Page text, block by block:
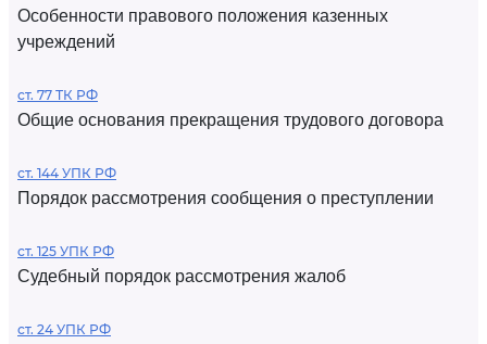
Особенности правового положения казенных
учреждений
ст. 77 ТК РФ
Общие основания прекращения трудового договора
ст. 144 УПК РФ
Порядок рассмотрения сообщения о преступлении
ст. 125 УПК РФ
Судебный порядок рассмотрения жалоб
ст. 24 УПК РФ